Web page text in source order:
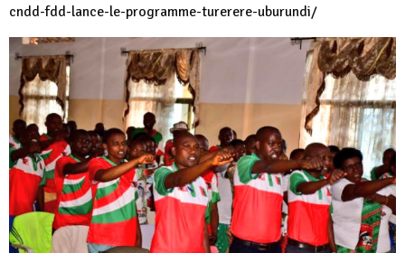
cndd-fdd-lance-le-programme-turerere-uburundi/